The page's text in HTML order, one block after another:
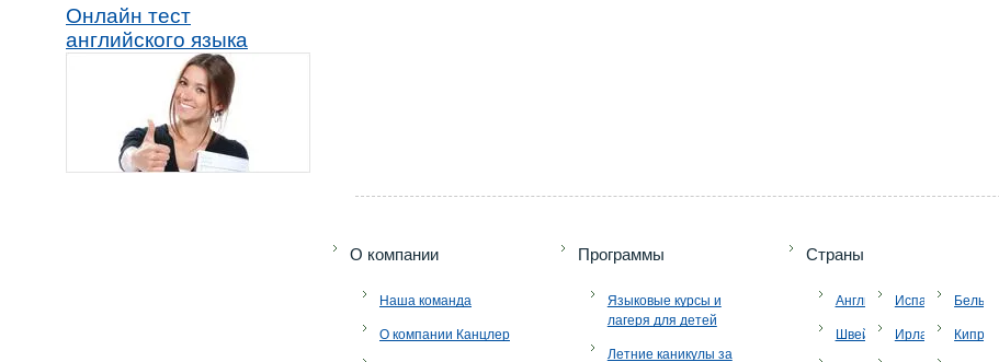
Онлайн тест
английского языка
O компании
Наша команда
О компании Канцлер
Программы
Языковые курсы и
лагеря для детей
Летние каникулы за
Страны
Англия
Швейцария
Испания
Ирландия
Бельгия
Кипр